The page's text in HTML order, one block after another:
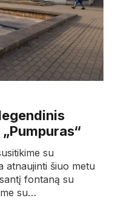
su
atnaujinti šiuo metu
fontaną su
su…